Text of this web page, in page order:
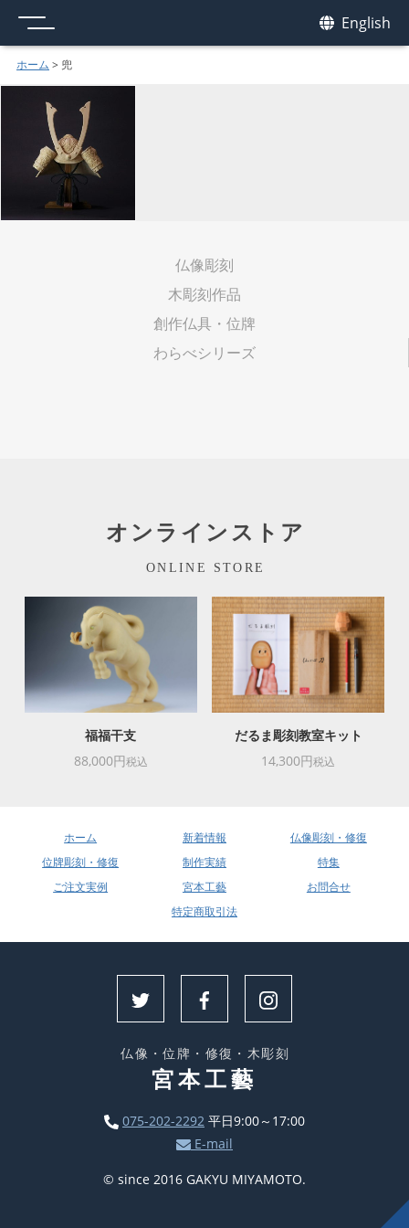
English
ホーム > 兜
仏像彫刻
木彫刻作品
創作仏具・位牌
わらべシリーズ
オンラインストア
ONLINE STORE
福福干支
88,000円税込
だるま彫刻教室キット
14,300円税込
ホーム 新着情報
仏像彫刻・修復
位牌彫刻・修復
制作実績
特集
ご注文実例
宮本工藝
お問合せ
特定商取引法
仏像・位牌・修復・木彫刻
宮本工藝
075-202-2292 平日9:00～17:00
E-mail
© since 2016 GAKYU MIYAMOTO.